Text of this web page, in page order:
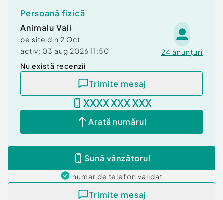
Persoană fizică
Animalu Vali
pe site din 2 Oct
activ: 03 aug 2026 11:50 24 anunțuri
Nu există recenzii
Trimite mesaj
XXXX XXX XXX
Arată numărul
Sună vânzătorul
numar de telefon validat
Trimite mesaj